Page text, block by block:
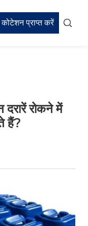
प्राप्त करें
रोकने में
हैं?